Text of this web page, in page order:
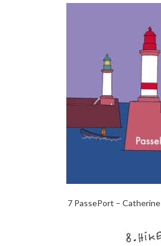
7 PassePort – Catherine